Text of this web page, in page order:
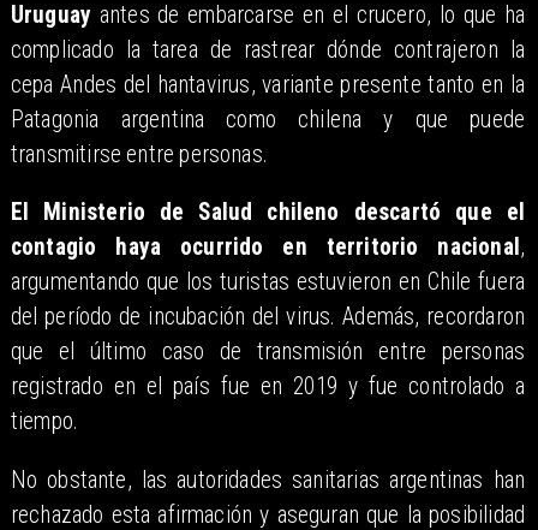
Uruguay antes de embarcarse en el crucero, lo que ha
complicado la tarea de rastrear dónde contrajeron la
cepa Andes del hantavirus, variante presente tanto en la
Patagonia argentina como chilena y que puede
transmitirse entre personas.
El Ministerio de Salud chileno descartó que el
contagio haya ocurrido en territorio nacional ,
argumentando que los turistas estuvieron en Chile fuera
del período de incubación del virus. Además, recordaron
que el último caso de transmisión entre personas
registrado en el país fue en 2019 y fue controlado a
tiempo.
No obstante, las autoridades sanitarias argentinas han
rechazado esta afirmación y aseguran que la posibilidad